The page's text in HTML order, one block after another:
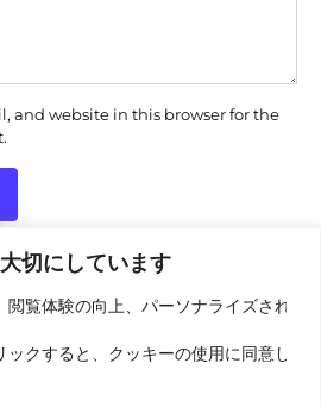
切にしています
覧体験の向上、パーソナライズされた
クすると、クッキーの使用に同意した
and website in this browser for the
く